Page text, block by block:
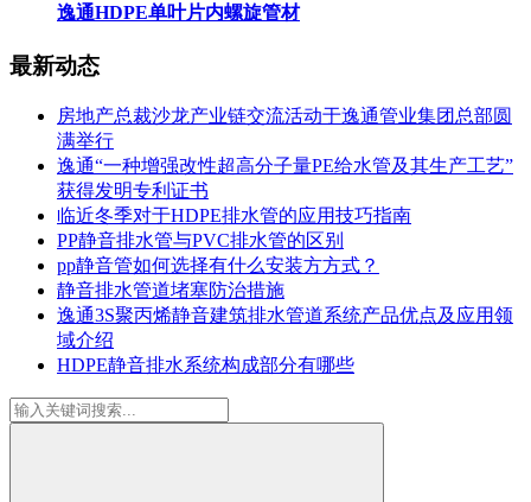
逸通HDPE单叶片内螺旋管材
最新动态
房地产总裁沙龙产业链交流活动于逸通管业集团总部圆
满举行
逸通“一种增强改性超高分子量PE给水管及其生产工艺”
获得发明专利证书
临近冬季对于HDPE排水管的应用技巧指南
PP静音排水管与PVC排水管的区别
pp静音管如何选择有什么安装方方式？
静音排水管道堵塞防治措施
逸通3S聚丙烯静音建筑排水管道系统产品优点及应用领
域介绍
HDPE静音排水系统构成部分有哪些